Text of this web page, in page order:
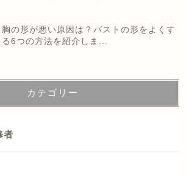
胸の形が悪い原因は？バストの形をよくす
る6つの方法を紹介しま...
カテゴリー
者